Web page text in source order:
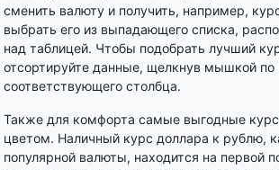
сменить валюту и получить, например,
выбрать его из выпадающего списка,
над таблицей. Чтобы подобрать лучший
отсортируйте данные, щелкнув мышкой по
соответствующего столбца.
Также для комфорта самые выгодные
цветом. Наличный курс доллара к рублю,
популярной валюты, находится на первой